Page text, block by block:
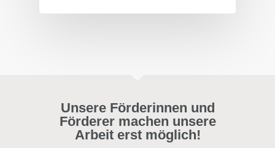
Unsere Förderinnen und
Förderer machen unsere
Arbeit erst möglich!